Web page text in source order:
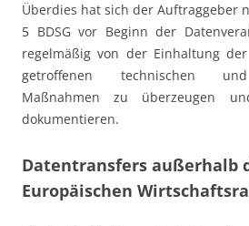
Überdies hat sich der Auftraggeber
5 BDSG vor Beginn der
regelmäßig von der Einhaltung
getroffenen technischen und
Maßnahmen zu überzeugen
dokumentieren.
Datentransfers außerhalb
Europäischen